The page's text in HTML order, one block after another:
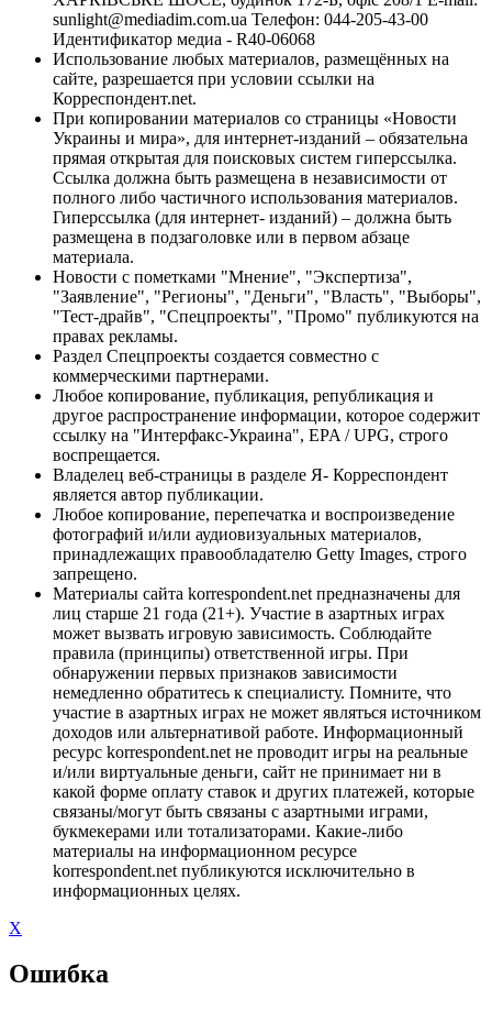
sunlight@mediadim.com.ua Телефон: 044-205-43-00
Идентификатор медиа - R40-06068
Использование любых материалов, размещённых на
сайте, разрешается при условии ссылки на
Корреспондент.net.
При копировании материалов со страницы «Новости
Украины и мира», для интернет-изданий – обязательна
прямая открытая для поисковых систем гиперссылка.
Ссылка должна быть размещена в независимости от
полного либо частичного использования материалов.
Гиперссылка (для интернет- изданий) – должна быть
размещена в подзаголовке или в первом абзаце
материала.
Новости с пометками "Мнение", "Экспертиза",
"Заявление", "Регионы", "Деньги", "Власть", "Выборы",
"Тест-драйв", "Спецпроекты", "Промо" публикуются на
правах рекламы.
Раздел Спецпроекты создается совместно с
коммерческими партнерами.
Любое копирование, публикация, републикация и
другое распространение информации, которое содержит
ссылку на "Интерфакс-Украина", EPA / UPG, строго
воспрещается.
Владелец веб-страницы в разделе Я- Корреспондент
является автор публикации.
Любое копирование, перепечатка и воспроизведение
фотографий и/или аудиовизуальных материалов,
принадлежащих правообладателю Getty Images, строго
запрещено.
Материалы сайта korrespondent.net предназначены для
лиц старше 21 года (21+). Участие в азартных играх
может вызвать игровую зависимость. Соблюдайте
правила (принципы) ответственной игры. При
обнаружении первых признаков зависимости
немедленно обратитесь к специалисту. Помните, что
участие в азартных играх не может являться источником
доходов или альтернативой работе. Информационный
ресурс korrespondent.net не проводит игры на реальные
и/или виртуальные деньги, сайт не принимает ни в
какой форме оплату ставок и других платежей, которые
связаны/могут быть связаны с азартными играми,
букмекерами или тотализаторами. Какие-либо
материалы на информационном ресурсе
korrespondent.net публикуются исключительно в
информационных целях.
X
Ошибка